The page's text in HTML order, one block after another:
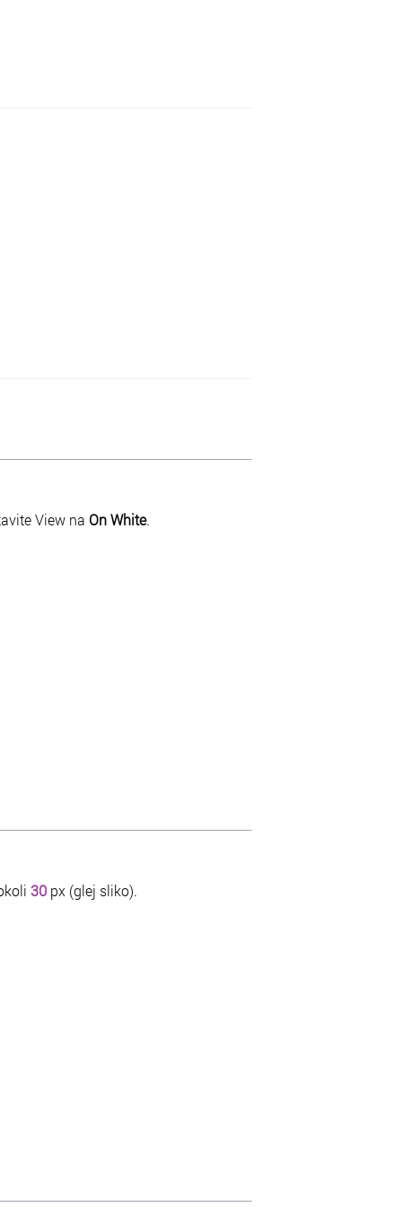
View na On White.
30 px (glej sliko).